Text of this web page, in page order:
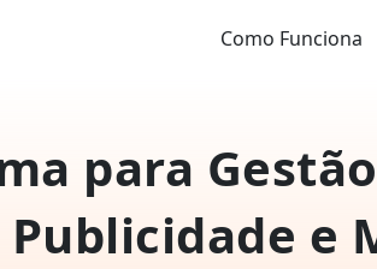
Como Funciona
para
Publicidade e